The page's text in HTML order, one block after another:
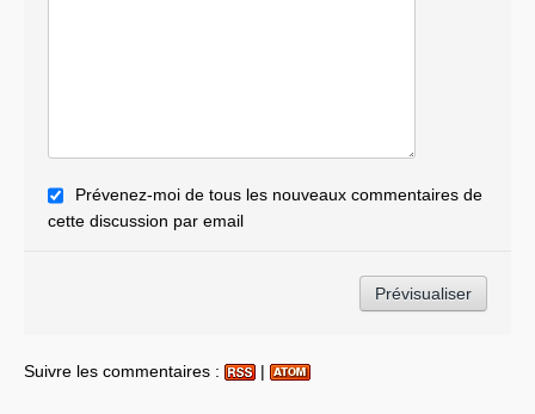
Prévenez-moi de tous les nouveaux commentaires de
cette discussion par email
Suivre les commentaires : |